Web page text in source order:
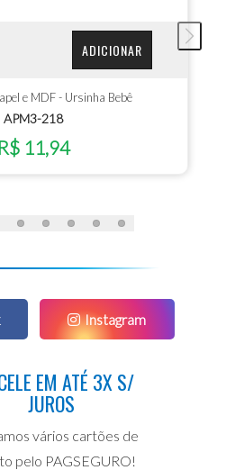
ADICIONAR
e MDF - Ursinha Bebê
APM3-218
11,94
Instagram
EM ATÉ 3X S/
JUROS
vários cartões de
pelo PAGSEGURO!